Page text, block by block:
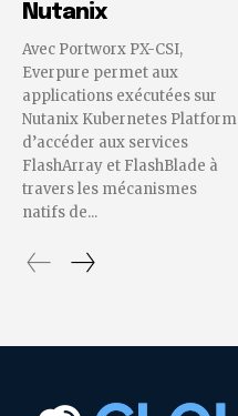
Nutanix
Avec Portworx PX-CSI,
Everpure permet aux
applications exécutées sur
Nutanix Kubernetes Platform
d’accéder aux services
FlashArray et FlashBlade à
travers les mécanismes
natifs de...